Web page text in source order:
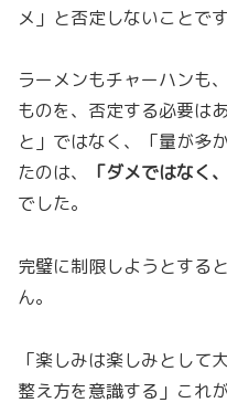
メ」と否定しないことです
ラーメンもチャーハンも
ものを、否定する必要は
と」ではなく、「量が多
たのは、
「ダメではなく
でした。
完璧に制限しようとする
ん。
「楽しみは楽しみとして
整え方を意識する」これ